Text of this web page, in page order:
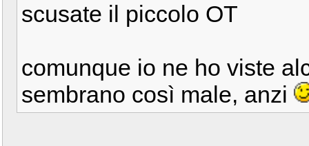
scusate il piccolo OT
comunque io ne ho viste
sembrano così male, anzi